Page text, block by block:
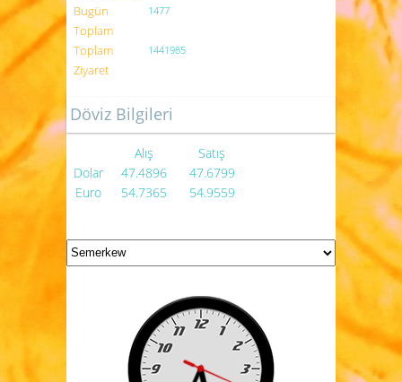
Bugün
Toplam
1477
Toplam
Ziyaret
1441985
Döviz Bilgileri
Alış
Satış
Dolar
47.4896
47.6799
Euro
54.7365 54.9559